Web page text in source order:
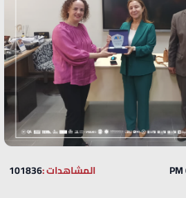
المشاهدات :101836